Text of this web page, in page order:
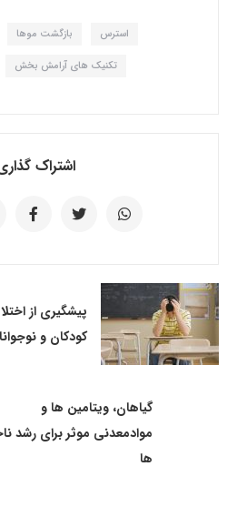
استرس بازگشت موها
تکنیک های آرامش بخش
اشتراک
پیشگیری از
کودکان و
گیاهان، ویتامین ها و
موادمعدنی موثر برای رشد
ها